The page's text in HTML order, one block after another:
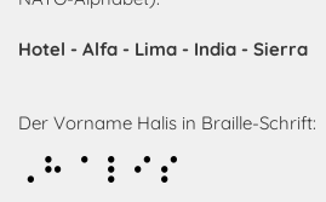
Hotel - Alfa - Lima - India - Sierra
Der Vorname Halis in Braille-Schrift:
Halis